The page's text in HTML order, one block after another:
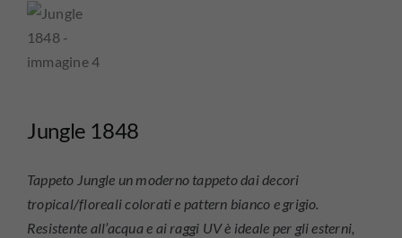
Jungle 1848
Tappeto Jungle un moderno tappeto dai decori
tropical/floreali colorati e pattern bianco e grigio.
Resistente all’acqua e ai raggi UV è ideale per gli esterni,